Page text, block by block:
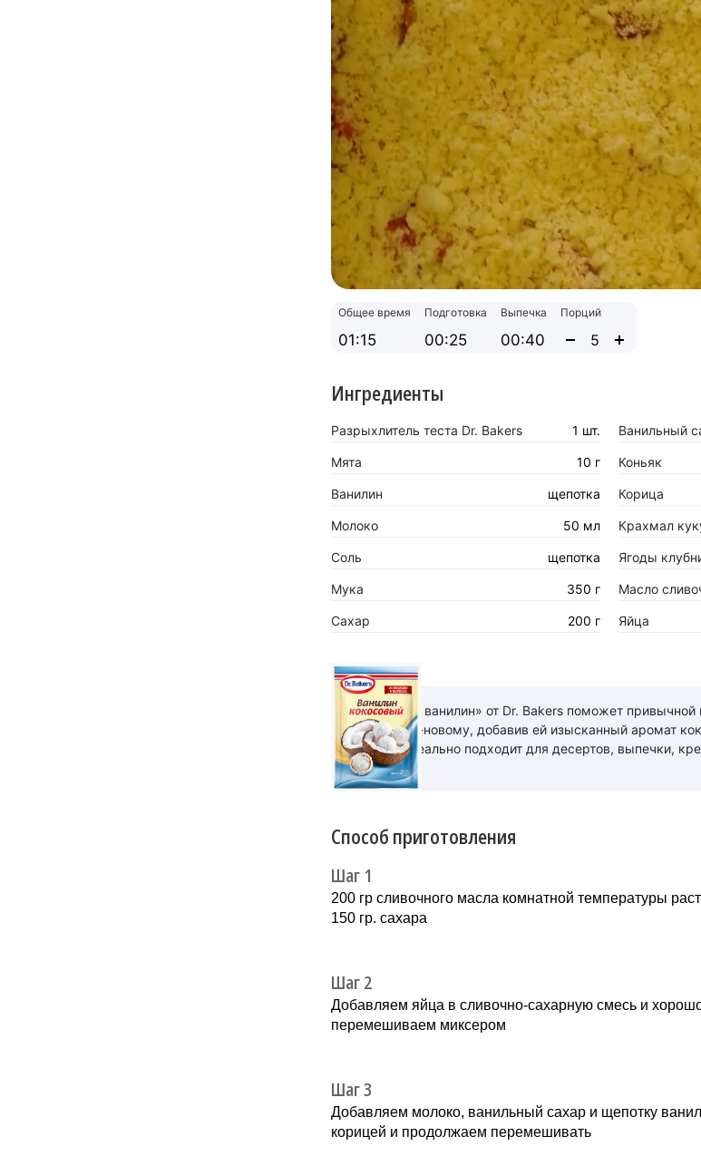
Общее время
01:15
Подготовка
00:25
Выпечка
00:40
Порций
Ингредиенты
Разрыхлитель теста Dr. Bakers 1 шт. Ванильный
Мята 10 г Коньяк
Ванилин щепотка Корица
Молоко 50 мл Крахмал
Соль щепотка Ягоды
Мука 350 г Масло
Сахар 200 г Яйца
«Кокосовый ванилин» от Dr. Bakers поможет привычной
заиграть по-новому, добавив ей изысканный аромат
Новинка идеально подходит для десертов, выпечки,
напитков.
Способ приготовления
Шаг 1
200 гр сливочного масла комнатной температуры
150 гр. сахара
Шаг 2
Добавляем яйца в сливочно-сахарную смесь и
перемешиваем миксером
Шаг 3
Добавляем молоко, ванильный сахар и щепотку
корицей и продолжаем перемешивать